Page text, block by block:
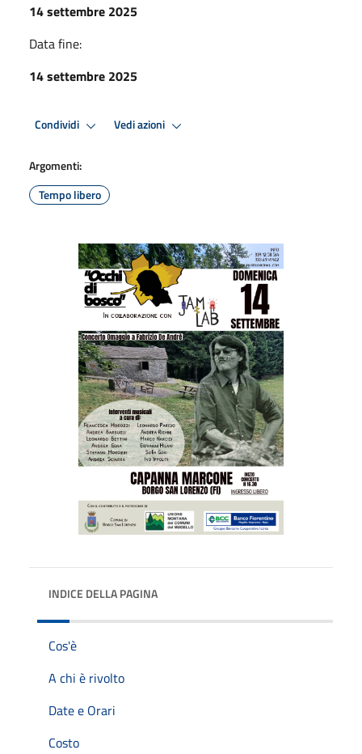
14 settembre 2025
Data fine:
14 settembre 2025
Condividi Vedi azioni
Argomenti:
Tempo libero
INDICE DELLA PAGINA
Cos'è
A chi è rivolto
Date e Orari
Costo